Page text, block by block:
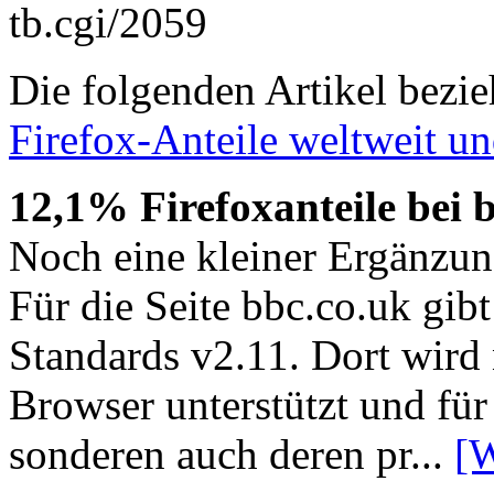
tb.cgi/2059
Die folgenden Artikel
Firefox-Anteile weltweit
12,1% Firefoxanteile bei
Noch eine kleiner
Für die Seite bbc.co.uk
Standards v2.11. Dort
Browser unterstützt und
sonderen auch deren pr...